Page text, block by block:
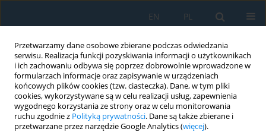
Przetwarzamy dane osobowe zbierane podczas odwiedzania
serwisu. Realizacja funkcji pozyskiwania informacji o użytkownikach
i ich zachowaniu odbywa się poprzez dobrowolnie wprowadzone w
formularzach informacje oraz zapisywanie w urządzeniach
końcowych plików cookies (tzw. ciasteczka). Dane, w tym pliki
cookies, wykorzystywane są w celu realizacji usług, zapewnienia
wygodnego korzystania ze strony oraz w celu monitorowania
ruchu zgodnie z Polityką prywatności. Dane są także zbierane i
przetwarzane przez narzędzie Google Analytics (więcej).
PL
EN
AutorKornelia Kadac